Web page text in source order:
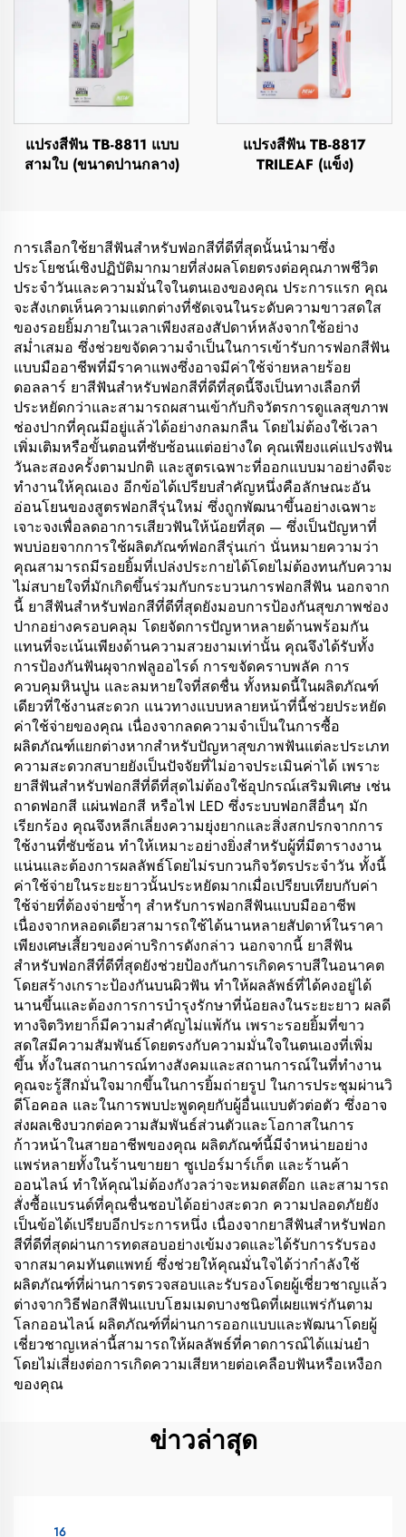
แปรงสีฟัน TB-8811 แบบ
สามใบ (ขนาดปานกลาง)
แปรงสีฟัน TB-8817
TRILEAF (แข็ง)
การเลือกใช้ยาสีฟันสำหรับฟอกสีที่ดีที่สุดนั้นนำมาซึ่ง
ประโยชน์เชิงปฏิบัติมากมายที่ส่งผลโดยตรงต่อคุณภาพชีวิต
ประจำวันและความมั่นใจในตนเองของคุณ ประการแรก คุณ
จะสังเกตเห็นความแตกต่างที่ชัดเจนในระดับความขาวสดใส
ของรอยยิ้มภายในเวลาเพียงสองสัปดาห์หลังจากใช้อย่าง
สม่ำเสมอ ซึ่งช่วยขจัดความจำเป็นในการเข้ารับการฟอกสีฟัน
แบบมืออาชีพที่มีราคาแพงซึ่งอาจมีค่าใช้จ่ายหลายร้อย
ดอลลาร์ ยาสีฟันสำหรับฟอกสีที่ดีที่สุดนี้จึงเป็นทางเลือกที่
ประหยัดกว่าและสามารถผสานเข้ากับกิจวัตรการดูแลสุขภาพ
ช่องปากที่คุณมีอยู่แล้วได้อย่างกลมกลืน โดยไม่ต้องใช้เวลา
เพิ่มเติมหรือขั้นตอนที่ซับซ้อนแต่อย่างใด คุณเพียงแค่แปรงฟัน
วันละสองครั้งตามปกติ และสูตรเฉพาะที่ออกแบบมาอย่างดีจะ
ทำงานให้คุณเอง อีกข้อได้เปรียบสำคัญหนึ่งคือลักษณะอัน
อ่อนโยนของสูตรฟอกสีรุ่นใหม่ ซึ่งถูกพัฒนาขึ้นอย่างเฉพาะ
เจาะจงเพื่อลดอาการเสียวฟันให้น้อยที่สุด — ซึ่งเป็นปัญหาที่
พบบ่อยจากการใช้ผลิตภัณฑ์ฟอกสีรุ่นเก่า นั่นหมายความว่า
คุณสามารถมีรอยยิ้มที่เปล่งประกายได้โดยไม่ต้องทนกับความ
ไม่สบายใจที่มักเกิดขึ้นร่วมกับกระบวนการฟอกสีฟัน นอกจาก
นี้ ยาสีฟันสำหรับฟอกสีที่ดีที่สุดยังมอบการป้องกันสุขภาพช่อง
ปากอย่างครอบคลุม โดยจัดการปัญหาหลายด้านพร้อมกัน
แทนที่จะเน้นเพียงด้านความสวยงามเท่านั้น คุณจึงได้รับทั้ง
การป้องกันฟันผุจากฟลูออไรด์ การขจัดคราบพลัค การ
ควบคุมหินปูน และลมหายใจที่สดชื่น ทั้งหมดนี้ในผลิตภัณฑ์
เดียวที่ใช้งานสะดวก แนวทางแบบหลายหน้าที่นี้ช่วยประหยัด
ค่าใช้จ่ายของคุณ เนื่องจากลดความจำเป็นในการซื้อ
ผลิตภัณฑ์แยกต่างหากสำหรับปัญหาสุขภาพฟันแต่ละประเภท
ความสะดวกสบายยังเป็นปัจจัยที่ไม่อาจประเมินค่าได้ เพราะ
ยาสีฟันสำหรับฟอกสีที่ดีที่สุดไม่ต้องใช้อุปกรณ์เสริมพิเศษ เช่น
ถาดฟอกสี แผ่นฟอกสี หรือไฟ LED ซึ่งระบบฟอกสีอื่นๆ มัก
เรียกร้อง คุณจึงหลีกเลี่ยงความยุ่งยากและสิ่งสกปรกจากการ
ใช้งานที่ซับซ้อน ทำให้เหมาะอย่างยิ่งสำหรับผู้ที่มีตารางงาน
แน่นและต้องการผลลัพธ์โดยไม่รบกวนกิจวัตรประจำวัน ทั้งนี้
ค่าใช้จ่ายในระยะยาวนั้นประหยัดมากเมื่อเปรียบเทียบกับค่า
ใช้จ่ายที่ต้องจ่ายซ้ำๆ สำหรับการฟอกสีฟันแบบมืออาชีพ
เนื่องจากหลอดเดียวสามารถใช้ได้นานหลายสัปดาห์ในราคา
เพียงเศษเสี้ยวของค่าบริการดังกล่าว นอกจากนี้ ยาสีฟัน
สำหรับฟอกสีที่ดีที่สุดยังช่วยป้องกันการเกิดคราบสีในอนาคต
โดยสร้างเกราะป้องกันบนผิวฟัน ทำให้ผลลัพธ์ที่ได้คงอยู่ได้
นานขึ้นและต้องการการบำรุงรักษาที่น้อยลงในระยะยาว ผลดี
ทางจิตวิทยาก็มีความสำคัญไม่แพ้กัน เพราะรอยยิ้มที่ขาว
สดใสมีความสัมพันธ์โดยตรงกับความมั่นใจในตนเองที่เพิ่ม
ขึ้น ทั้งในสถานการณ์ทางสังคมและสถานการณ์ในที่ทำงาน
คุณจะรู้สึกมั่นใจมากขึ้นในการยิ้มถ่ายรูป ในการประชุมผ่านวิ
ดีโอคอล และในการพบปะพูดคุยกับผู้อื่นแบบตัวต่อตัว ซึ่งอาจ
ส่งผลเชิงบวกต่อความสัมพันธ์ส่วนตัวและโอกาสในการ
ก้าวหน้าในสายอาชีพของคุณ ผลิตภัณฑ์นี้มีจำหน่ายอย่าง
แพร่หลายทั้งในร้านขายยา ซูเปอร์มาร์เก็ต และร้านค้า
ออนไลน์ ทำให้คุณไม่ต้องกังวลว่าจะหมดสต๊อก และสามารถ
สั่งซื้อแบรนด์ที่คุณชื่นชอบได้อย่างสะดวก ความปลอดภัยยัง
เป็นข้อได้เปรียบอีกประการหนึ่ง เนื่องจากยาสีฟันสำหรับฟอก
สีที่ดีที่สุดผ่านการทดสอบอย่างเข้มงวดและได้รับการรับรอง
จากสมาคมทันตแพทย์ ซึ่งช่วยให้คุณมั่นใจได้ว่ากำลังใช้
ผลิตภัณฑ์ที่ผ่านการตรวจสอบและรับรองโดยผู้เชี่ยวชาญแล้ว
ต่างจากวิธีฟอกสีฟันแบบโฮมเมดบางชนิดที่เผยแพร่กันตาม
โลกออนไลน์ ผลิตภัณฑ์ที่ผ่านการออกแบบและพัฒนาโดยผู้
เชี่ยวชาญเหล่านี้สามารถให้ผลลัพธ์ที่คาดการณ์ได้แม่นยำ
โดยไม่เสี่ยงต่อการเกิดความเสียหายต่อเคลือบฟันหรือเหงือก
ของคุณ
ข่าวล่าสุด
16